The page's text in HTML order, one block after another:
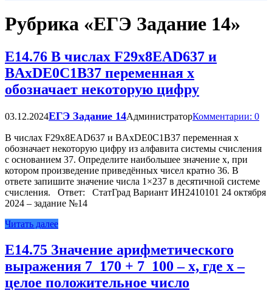
Рубрика «ЕГЭ Задание 14»
Е14.76 В числах F29x8EAD637 и
BAxDE0C1B37 переменная x
обозначает некоторую цифру
03.12.2024ЕГЭ Задание 14АдминистраторКомментарии: 0
В числах F29x8EAD637 и BAxDE0C1B37 переменная x
обозначает некоторую цифру из алфавита системы счисления
с основанием 37. Определите наибольшее значение x, при
котором произведение приведённых чисел кратно 36. В
ответе запишите значение числа 1×237 в десятичной системе
счисления. Ответ: СтатГрад Вариант ИН2410101 24 октября
2024 – задание №14
Читать далее
Е14.75 Значение арифметического
выражения 7_170 + 7_100 – x, где x –
целое положительное число